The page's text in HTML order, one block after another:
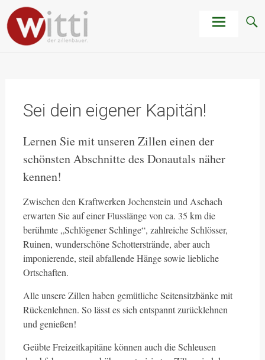
Zum
Inhalt
springen
Zillen und Holzboote nach
Sei dein eigener Kapitän!
Lernen Sie mit unseren Zillen einen der
schönsten Abschnitte des Donautals näher
kennen!
Zwischen den Kraftwerken Jochenstein und Aschach
erwarten Sie auf einer Flusslänge von ca. 35 km die
berühmte „Schlögener Schlinge“, zahlreiche Schlösser,
Ruinen, wunderschöne Schotterstrände, aber auch
imponierende, steil abfallende Hänge sowie liebliche
Ortschaften.
Alle unsere Zillen haben gemütliche Seitensitzbänke mit
Rückenlehnen. So lässt es sich entspannt zurücklehnen
und genießen!
Geübte Freizeitkapitäne können auch die Schleusen